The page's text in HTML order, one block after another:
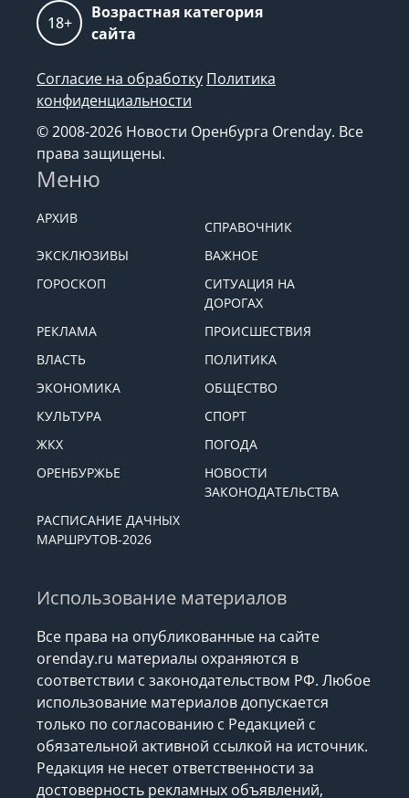
18+
Возрастная категория
сайта
Согласие на обработку Политика
конфиденциальности
© 2008-2026 Новости Оренбурга Orenday. Все
права защищены.
Меню
АРХИВ
СПРАВОЧНИК
ЭКСКЛЮЗИВЫ
ВАЖНОЕ
ГОРОСКОП
СИТУАЦИЯ НА
ДОРОГАХ
РЕКЛАМА
ПРОИСШЕСТВИЯ
ВЛАСТЬ
ПОЛИТИКА
ЭКОНОМИКА
ОБЩЕСТВО
КУЛЬТУРА
СПОРТ
ЖКХ
ПОГОДА
ОРЕНБУРЖЬЕ
НОВОСТИ
ЗАКОНОДАТЕЛЬСТВА
РАСПИСАНИЕ ДАЧНЫХ
МАРШРУТОВ-2026
Использование материалов
Все права на опубликованные на сайте
orenday.ru материалы охраняются в
соответствии с законодательством РФ. Любое
использование материалов допускается
только по согласованию с Редакцией с
обязательной активной ссылкой на источник.
Редакция не несет ответственности за
достоверность рекламных объявлений,